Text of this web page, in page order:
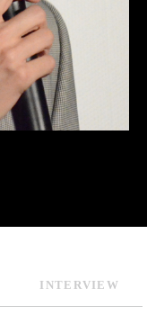
INTERVIEW